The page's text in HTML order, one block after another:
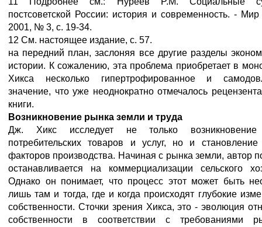
постсоветской России: история и современность. - Мир
2001, № 3, с. 19-34.
12 См. настоящее издание, с. 57.
на передний план, заслоняя все другие разделы
истории. К сожалению, эта проблема приобретает в
Хикса несколько гипертрофированное и
значение, что уже неоднократно отмечалось
книги.
Возникновение рынка земли и труда
Дж. Хикс исследует не только
потребительских товаров и услуг, но и
факторов производства. Начиная с рынка земли, автор
останавливается на коммерциализации сельского
Однако он понимает, что процесс этот может быть
лишь там и тогда, где и когда происходят глубокие
собственности. Сточки зрения Хикса, это - эволюция
собственности в соответствии с требованиями